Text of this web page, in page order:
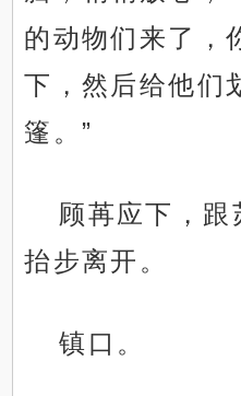
的动物们来了，
下，然后给他们
篷。”
顾苒应下，跟
抬步离开。
镇口。